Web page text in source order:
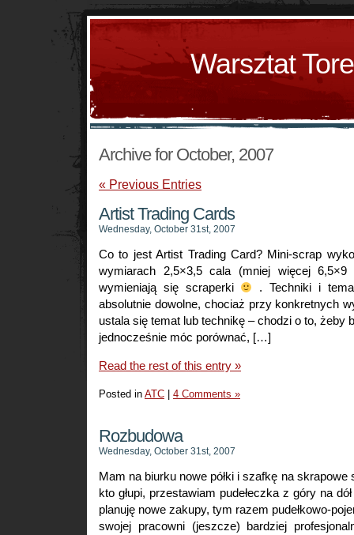
Warsztat
Archive for October, 2007
« Previous Entries
Artist Trading Cards
Wednesday, October 31st, 2007
Co to jest Artist Trading Card? Mini-scrap
wymiarach 2,5×3,5 cala (mniej więcej 6,5×9
wymieniają się scraperki
. Techniki i
absolutnie dowolne, chociaż przy konkretnych
ustala się temat lub technikę – chodzi o to, żeby
jednocześnie móc porównać, […]
Read the rest of this entry »
Posted in ATC 4 Comments »
Rozbudowa
Wednesday, October 31st, 2007
Mam na biurku nowe półki i szafkę na
kto głupi, przestawiam pudełeczka z góry na
planuję nowe zakupy, tym razem pudełkowo-
swojej pracowni (jeszcze) bardziej